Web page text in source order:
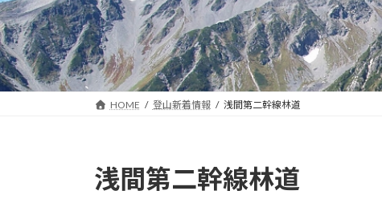
HOME 登山新着情報 浅間第二幹線林道
浅間第二幹線林道